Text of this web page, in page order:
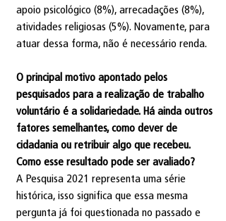
apoio psicológico (8%), arrecadações (8%),
atividades religiosas (5%). Novamente, para
atuar dessa forma, não é necessário renda.
O principal motivo apontado pelos
pesquisados para a realização de trabalho
voluntário é a solidariedade. Há ainda outros
fatores semelhantes, como dever de
cidadania ou retribuir algo que recebeu.
Como esse resultado pode ser avaliado?
A Pesquisa 2021 representa uma série
histórica, isso significa que essa mesma
pergunta já foi questionada no passado e